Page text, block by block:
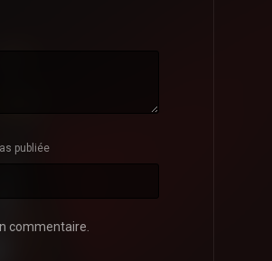
publiée
commentaire.